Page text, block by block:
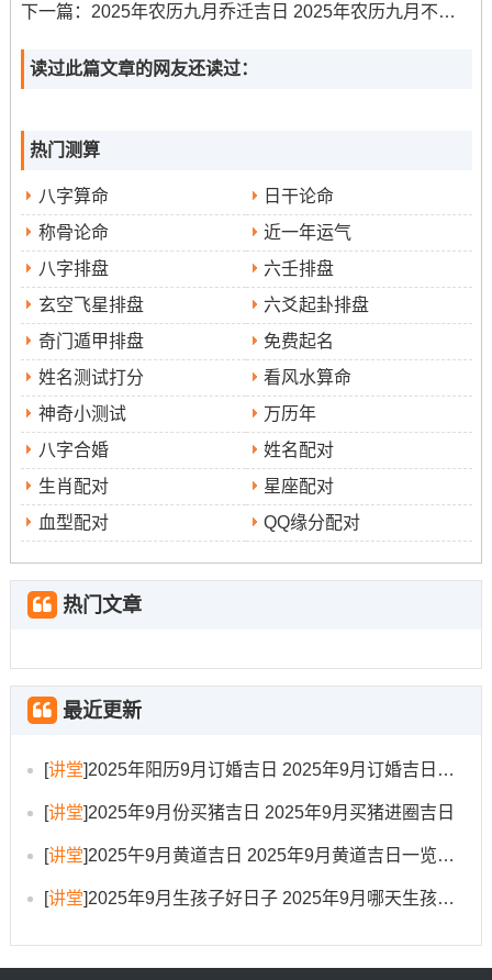
17:00）、庚戌时（19:00-21：00）、辛亥时（21：00-
23：00）
注意事项:明堂当值,利于大规模整理~适合处理废旧物品，
让家居环境焕然一新！
3.公元2025年9月14日，星期日
农历信息:农历七月廿三 乙巳年乙酉月丙戌日
冲煞:冲龙（丙戌）煞北
值神:天牢
二十八星宿:星日马宿星
吉时：庚寅时（03:00-05：00）、壬辰时（07:00-
09:00）、癸巳时（09:00-11：00）、丙申时（15:00-17：
00）
注意事项：此日虽值天牢，但“除日”寓意除旧布新，宜进
行消毒杀菌等详细清洁~格外注意厨房同卫生间？
4.公元2025年9月18日；星期四
农历信息:农历七月廿七- 乙巳年乙酉月庚寅日
提及
下一篇： 2025年农历九月乔迁吉日 2025年农历九月不能搬家吗
读过此篇文章的网友还读过：
热门测算
八字算命
日干论命
称骨论命
近一年运气
八字排盘
六壬排盘
玄空飞星排盘
六爻起卦排盘
奇门遁甲排盘
免费起名
姓名测试打分
看风水算命
神奇小测试
万历年
八字合婚
姓名配对
生肖配对
星座配对
血型配对
QQ缘分配对
热门文章
最近更新
[讲堂]2025年阳历9月订婚吉日 2025年9月订婚吉日有哪几天
[讲堂]2025年9月份买猪吉日 2025年9月买猪进圈吉日
[讲堂]2025午9月黄道吉日 2025年9月黄道吉日一览表大全
[讲堂]2025年9月生孩子好日子 2025年9月哪天生孩子比较好